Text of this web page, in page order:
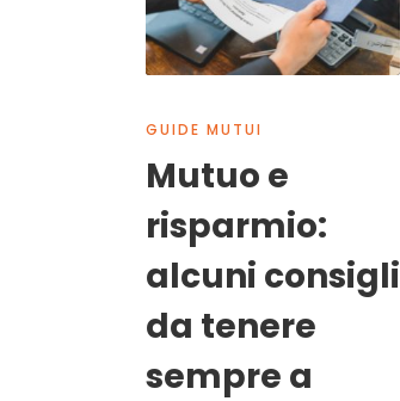
GUIDE MUTUI
Mutuo e
risparmio:
alcuni consigli
da tenere
sempre a